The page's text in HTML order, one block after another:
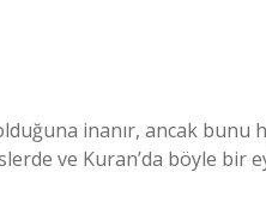
inanır, ancak bunu
ve Kuran’da böyle bir